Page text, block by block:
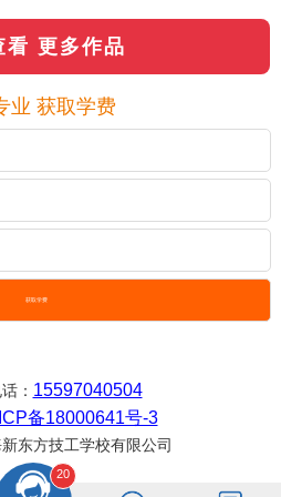
看 更多作品
业 获取学费
获取学费
： 15597040504
备18000641号-3
东方技工学校有限公司
20